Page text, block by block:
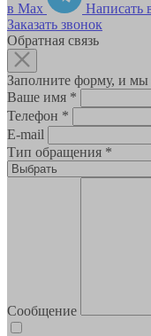
в Max
Написать
Заказать звонок
Обратная связь
Заполните форму, и
Ваше имя *
Телефон *
E-mail
Тип обращения *
Сообщение